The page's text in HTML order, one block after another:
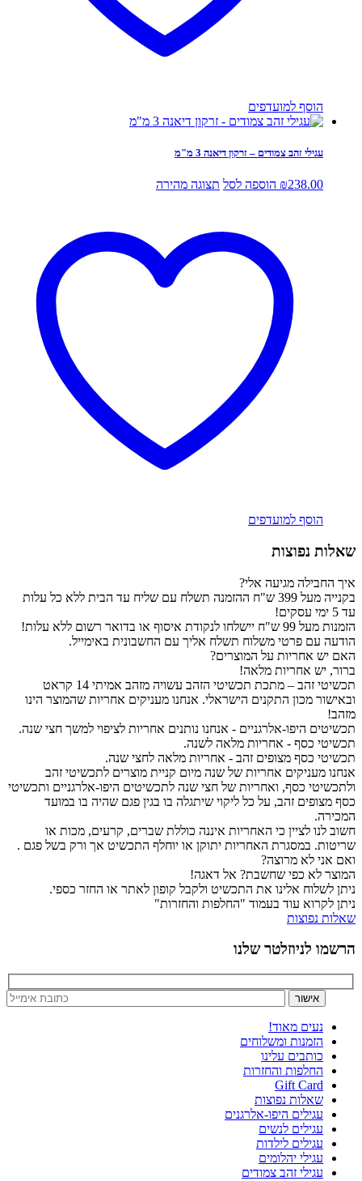
הוסף למועדפים
עגילי זהב צמודים – זרקון דיאנה 3 מ"מ
₪238.00 הוספה לסל תצוגה מהירה
הוסף למועדפים
שאלות נפוצות
איך החבילה מגיעה אלי?
בקנייה מעל 399 ש"ח ההזמנה תשלח עם שליח עד הבית ללא כל עלות
עד 5 ימי עסקים!
הזמנות מעל 99 ש"ח יישלחו לנקודת איסוף או בדואר רשום ללא עלות!
הודעה עם פרטי משלוח תשלח אליך עם החשבונית באימייל.
האם יש אחריות על המוצרים?
ברור, יש אחריות מלאה!
תכשיטי זהב – מתכת תכשיטי הזהב עשויה מזהב אמיתי 14 קראט
ובאישור מכון התקנים הישראלי. אנחנו מעניקים אחריות שהמוצר הינו
מזהב!
תכשיטים היפו-אלרגניים - אנחנו נותנים אחריות לציפוי למשך חצי שנה.
תכשיטי כסף - אחריות מלאה לשנה.
תכשיטי כסף מצופים זהב - אחריות מלאה לחצי שנה.
אנחנו מעניקים אחריות של שנה מיום קניית מוצרים לתכשיטי זהב
ולתכשיטי כסף, ואחריות של חצי שנה לתכשיטים היפו-אלרגניים ותכשיטי
כסף מצופים זהב, על כל ליקוי שיתגלה בו בגין פגם שהיה בו במועד
המכירה.
חשוב לנו לציין כי האחריות איננה כוללת שברים, קרעים, מכות או
שריטות. במסגרת האחריות יתוקן או יוחלף התכשיט אך ורק בשל פגם .
ואם אני לא מרוצה?
המוצר לא כפי שחשבת? אל דאגה!
ניתן לשלוח אלינו את התכשיט ולקבל קופון לאתר או החזר כספי.
ניתן לקרוא עוד בעמוד "החלפות והחזרות"
שאלות נפוצות
הרשמו לניוזלטר שלנו
נעים מאוד!
הזמנות ומשלוחים
כותבים עלינו
החלפות והחזרות
Gift Card
שאלות נפוצות
עגילים היפו-אלרגנים
עגילים לנשים
עגילים לילדות
עגילי יהלומים
עגילי זהב צמודים